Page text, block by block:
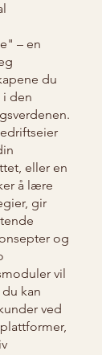
– en
du
i den
eller en
å lære
gir
og
vil
kan
ved